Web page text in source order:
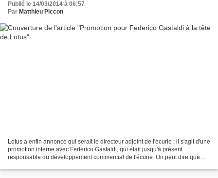
Publié le 14/03/2014 à 06:57
Par Matthieu Piccon
Lotus a enfin annoncé qui serait le directeur adjoint de l'écurie : il s'agit d'une
promotion interne avec Federico Gastaldi, qui était jusqu'à présent
responsable du développement commercial de l'écurie. On peut dire que